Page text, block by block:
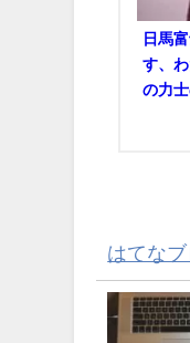
日馬
す、
の力
はてな